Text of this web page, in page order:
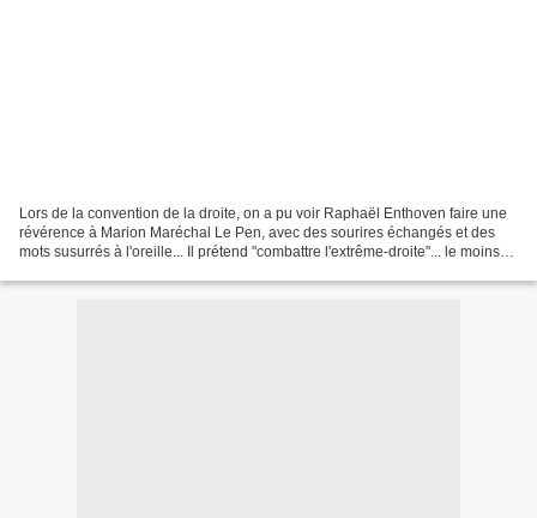
Lors de la convention de la droite, on a pu voir Raphaël Enthoven faire une
révérence à Marion Maréchal Le Pen, avec des sourires échangés et des
mots susurrés à l'oreille... Il prétend "combattre l'extrême-droite"... le moins